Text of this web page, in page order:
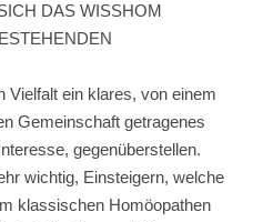
DAS WISSHOM
Vielfalt ein klares, von einem
Gemeinschaft getragenes
gegenüberstellen.
wichtig, Einsteigern, welche
klassischen Homöopathen